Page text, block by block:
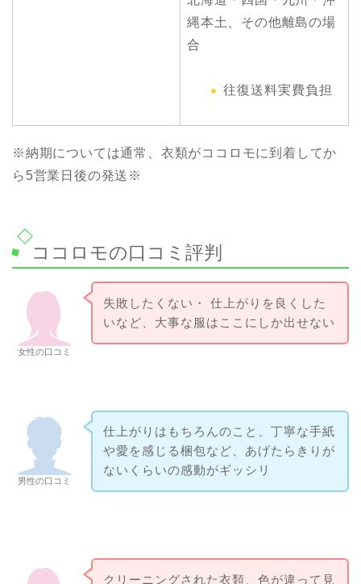
縄本土、その他離島の場
合
往復送料実費負担
※納期については通常、衣類がココロモに到着してか
ら5営業日後の発送※
ココロモの口コミ評判
女性の口コミ
失敗したくない・ 仕上がりを良くした
いなど、大事な服はここにしか出せない
男性の口コミ
仕上がりはもちろんのこと、丁寧な手紙
や愛を感じる梱包など、あげたらきりが
ないくらいの感動がギッシリ
クリーニングされた衣類、色が違って見